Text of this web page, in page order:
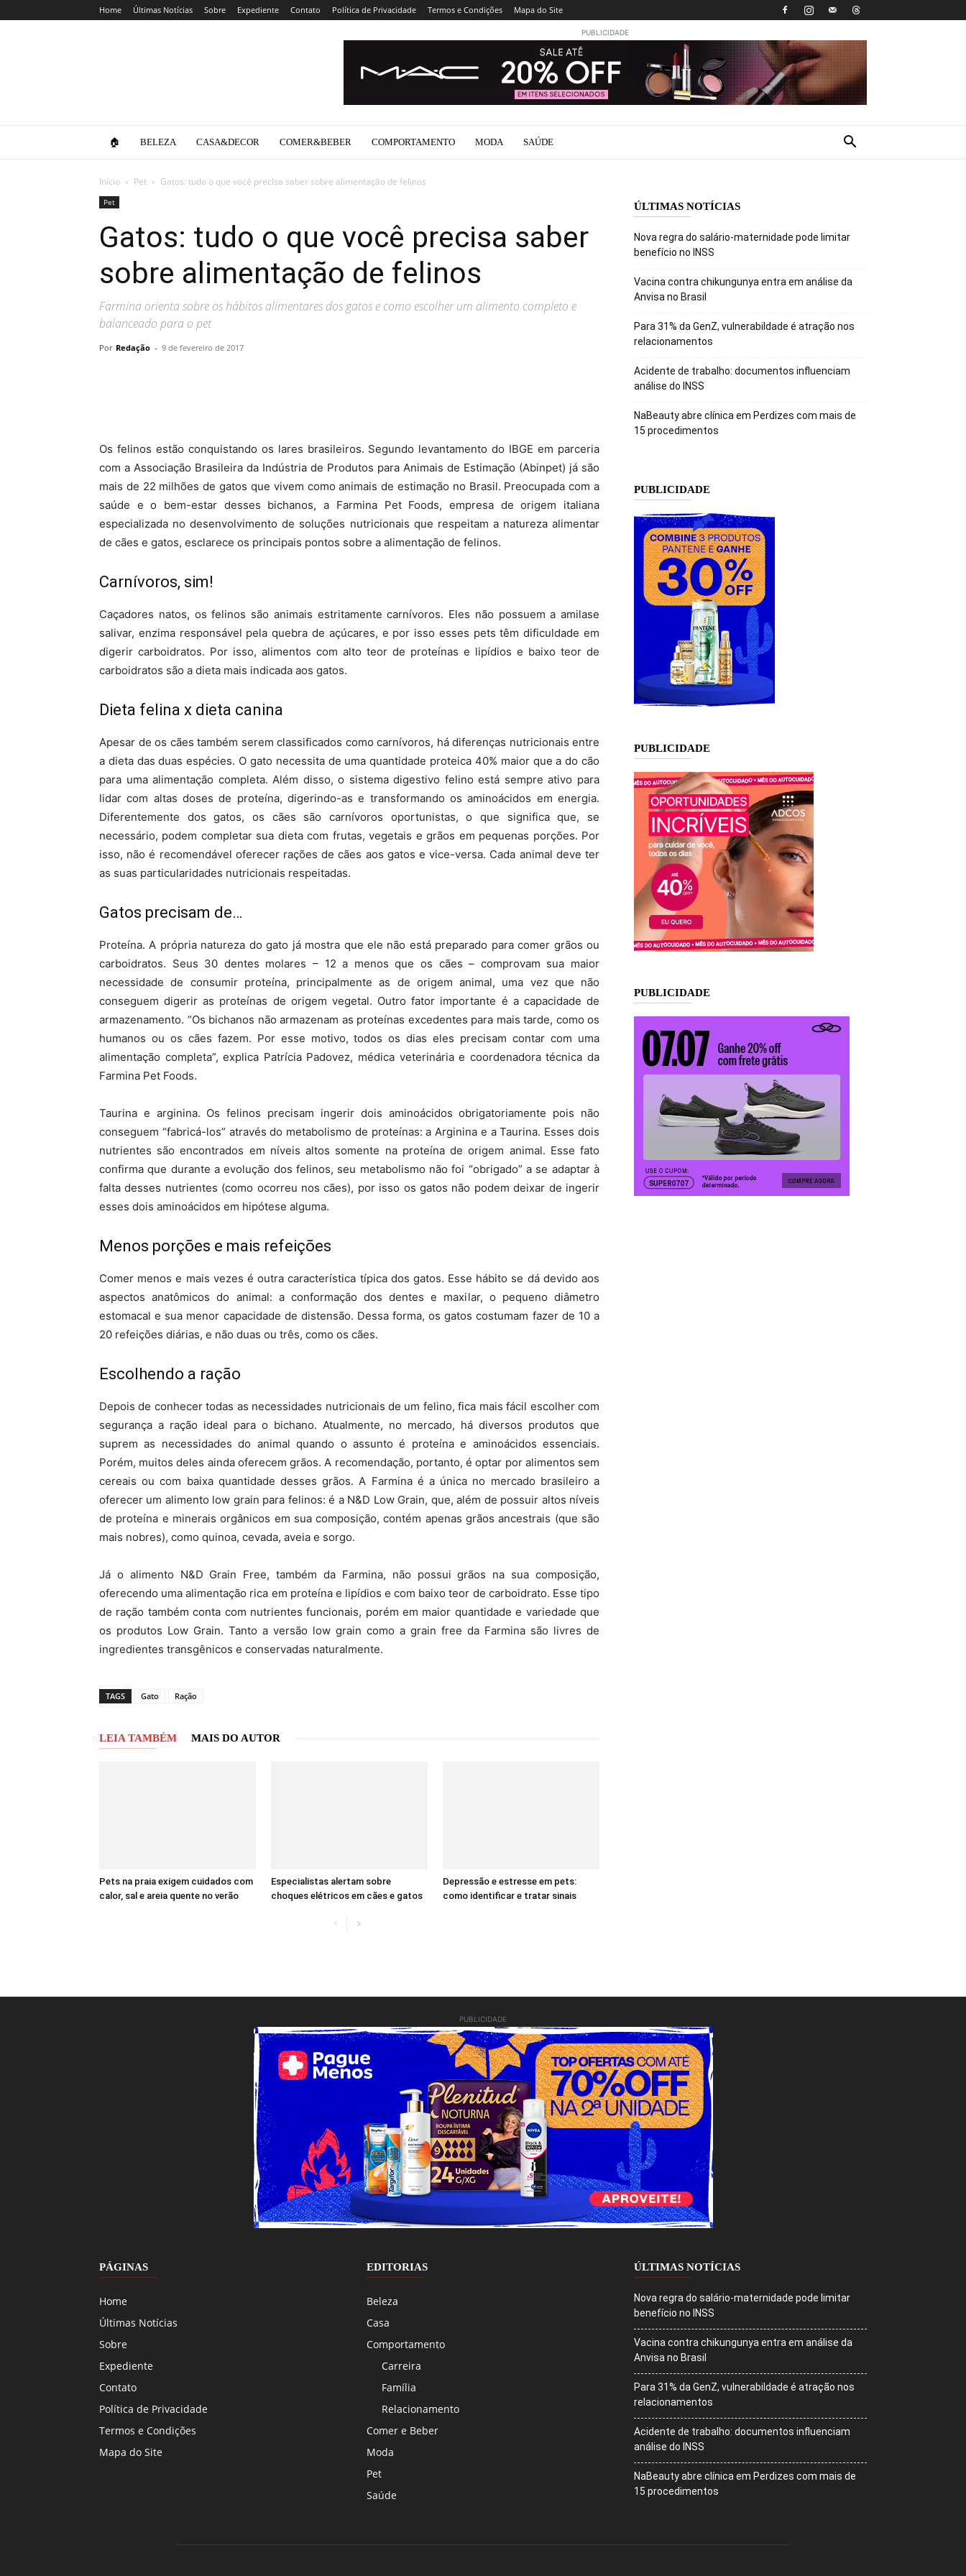
Home Últimas Notícias Sobre Expediente Contato Política de Privacidade Termos e Condições Mapa do Site
PUBLICIDADE
🏠 BELEZA CASA&DECOR COMER&BEBER COMPORTAMENTO MODA SAÚDE
Início Pet Gatos: tudo o que você precisa saber sobre alimentação de felinos
Pet
Gatos: tudo o que você precisa saber
sobre alimentação de felinos
Farmina orienta sobre os hábitos alimentares dos gatos e como escolher um alimento completo e
balanceado para o pet
Por Redação - 9 de fevereiro de 2017
Os felinos estão conquistando os lares brasileiros. Segundo levantamento do IBGE em parceria
com a Associação Brasileira da Indústria de Produtos para Animais de Estimação (Abinpet) já são
mais de 22 milhões de gatos que vivem como animais de estimação no Brasil. Preocupada com a
saúde e o bem-estar desses bichanos, a Farmina Pet Foods, empresa de origem italiana
especializada no desenvolvimento de soluções nutricionais que respeitam a natureza alimentar
de cães e gatos, esclarece os principais pontos sobre a alimentação de felinos.
Carnívoros, sim!
Caçadores natos, os felinos são animais estritamente carnívoros. Eles não possuem a amilase
salivar, enzima responsável pela quebra de açúcares, e por isso esses pets têm dificuldade em
digerir carboidratos. Por isso, alimentos com alto teor de proteínas e lipídios e baixo teor de
carboidratos são a dieta mais indicada aos gatos.
Dieta felina x dieta canina
Apesar de os cães também serem classificados como carnívoros, há diferenças nutricionais entre
a dieta das duas espécies. O gato necessita de uma quantidade proteica 40% maior que a do cão
para uma alimentação completa. Além disso, o sistema digestivo felino está sempre ativo para
lidar com altas doses de proteína, digerindo-as e transformando os aminoácidos em energia.
Diferentemente dos gatos, os cães são carnívoros oportunistas, o que significa que, se
necessário, podem completar sua dieta com frutas, vegetais e grãos em pequenas porções. Por
isso, não é recomendável oferecer rações de cães aos gatos e vice-versa. Cada animal deve ter
as suas particularidades nutricionais respeitadas.
Gatos precisam de…
Proteína. A própria natureza do gato já mostra que ele não está preparado para comer grãos ou
carboidratos. Seus 30 dentes molares – 12 a menos que os cães – comprovam sua maior
necessidade de consumir proteína, principalmente as de origem animal, uma vez que não
conseguem digerir as proteínas de origem vegetal. Outro fator importante é a capacidade de
armazenamento. “Os bichanos não armazenam as proteínas excedentes para mais tarde, como os
humanos ou os cães fazem. Por esse motivo, todos os dias eles precisam contar com uma
alimentação completa”, explica Patrícia Padovez, médica veterinária e coordenadora técnica da
Farmina Pet Foods.
Taurina e arginina. Os felinos precisam ingerir dois aminoácidos obrigatoriamente pois não
conseguem “fabricá-los” através do metabolismo de proteínas: a Arginina e a Taurina. Esses dois
nutrientes são encontrados em níveis altos somente na proteína de origem animal. Esse fato
confirma que durante a evolução dos felinos, seu metabolismo não foi “obrigado” a se adaptar à
falta desses nutrientes (como ocorreu nos cães), por isso os gatos não podem deixar de ingerir
esses dois aminoácidos em hipótese alguma.
Menos porções e mais refeições
Comer menos e mais vezes é outra característica típica dos gatos. Esse hábito se dá devido aos
aspectos anatômicos do animal: a conformação dos dentes e maxilar, o pequeno diâmetro
estomacal e sua menor capacidade de distensão. Dessa forma, os gatos costumam fazer de 10 a
20 refeições diárias, e não duas ou três, como os cães.
Escolhendo a ração
Depois de conhecer todas as necessidades nutricionais de um felino, fica mais fácil escolher com
segurança a ração ideal para o bichano. Atualmente, no mercado, há diversos produtos que
suprem as necessidades do animal quando o assunto é proteína e aminoácidos essenciais.
Porém, muitos deles ainda oferecem grãos. A recomendação, portanto, é optar por alimentos sem
cereais ou com baixa quantidade desses grãos. A Farmina é a única no mercado brasileiro a
oferecer um alimento low grain para felinos: é a N&D Low Grain, que, além de possuir altos níveis
de proteína e minerais orgânicos em sua composição, contém apenas grãos ancestrais (que são
mais nobres), como quinoa, cevada, aveia e sorgo.
Já o alimento N&D Grain Free, também da Farmina, não possui grãos na sua composição,
oferecendo uma alimentação rica em proteína e lipídios e com baixo teor de carboidrato. Esse tipo
de ração também conta com nutrientes funcionais, porém em maior quantidade e variedade que
os produtos Low Grain. Tanto a versão low grain como a grain free da Farmina são livres de
ingredientes transgênicos e conservadas naturalmente.
TAGS Gato Ração
LEIA TAMBÉM MAIS DO AUTOR
Pets na praia exigem cuidados com
calor, sal e areia quente no verão
Especialistas alertam sobre
choques elétricos em cães e gatos
Depressão e estresse em pets:
como identificar e tratar sinais
ÚLTIMAS NOTÍCIAS
Nova regra do salário-maternidade pode limitar
benefício no INSS
Vacina contra chikungunya entra em análise da
Anvisa no Brasil
Para 31% da GenZ, vulnerabildade é atração nos
relacionamentos
Acidente de trabalho: documentos influenciam
análise do INSS
NaBeauty abre clínica em Perdizes com mais de
15 procedimentos
PUBLICIDADE
PUBLICIDADE
PUBLICIDADE
PUBLICIDADE
PÁGINAS
Home
Últimas Notícias
Sobre
Expediente
Contato
Política de Privacidade
Termos e Condições
Mapa do Site
EDITORIAS
Beleza
Casa
Comportamento
Carreira
Família
Relacionamento
Comer e Beber
Moda
Pet
Saúde
ÚLTIMAS NOTÍCIAS
Nova regra do salário-maternidade pode limitar
benefício no INSS
Vacina contra chikungunya entra em análise da
Anvisa no Brasil
Para 31% da GenZ, vulnerabildade é atração nos
relacionamentos
Acidente de trabalho: documentos influenciam
análise do INSS
NaBeauty abre clínica em Perdizes com mais de
15 procedimentos